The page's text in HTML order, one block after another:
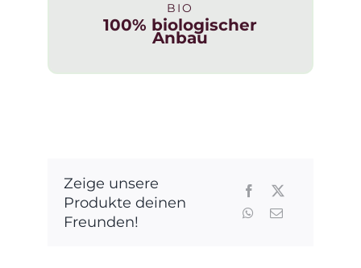
BIO
100% biologischer
Anbau
Zeige unsere
Produkte deinen
Freunden!